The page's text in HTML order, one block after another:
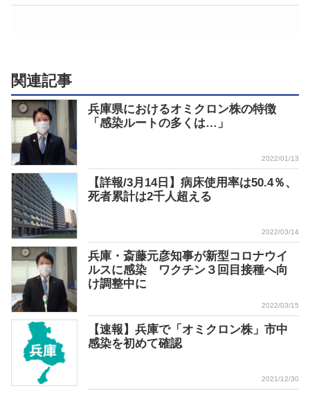
関連記事
兵庫県におけるオミクロン株の特徴
「感染ルートの多くは…」
2022/01/13
【詳報/3月14日】病床使用率は50.4％、
死者累計は2千人超える
2022/03/14
兵庫・斎藤元彦知事が新型コロナウイ
ルスに感染 ワクチン３回目接種へ向
け調整中に
2022/03/15
【速報】兵庫で「オミクロン株」市中
感染を初めて確認
2021/12/30